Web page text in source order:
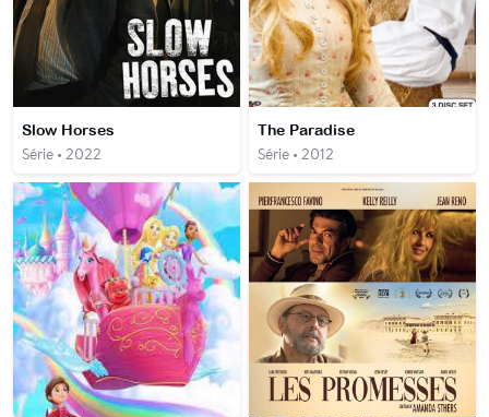
Slow Horses
Série • 2022
The Paradise
Série • 2012